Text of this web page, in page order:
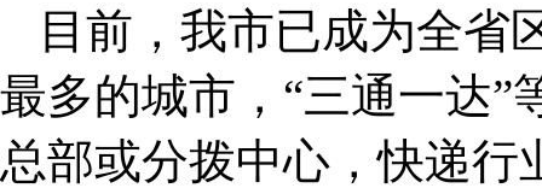
目前，我市已成为全省
最多的城市，“三通一达”
总部或分拨中心，快递行